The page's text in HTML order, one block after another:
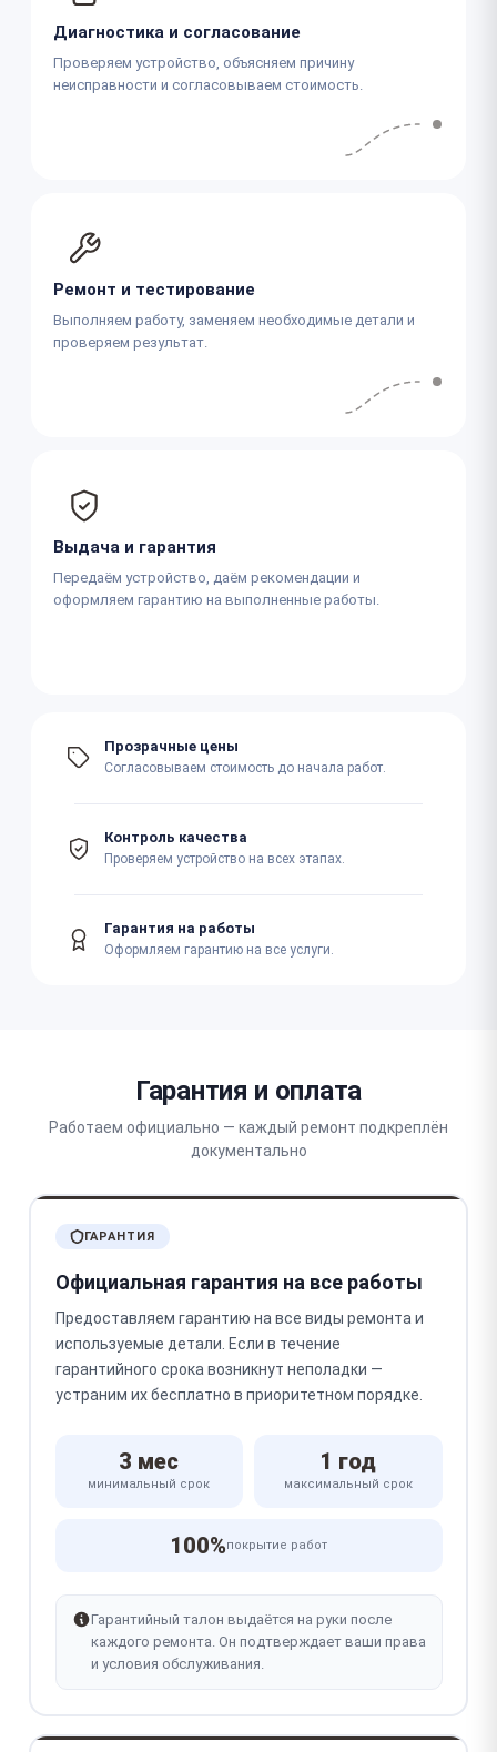
Диагностика и согласование
Проверяем устройство, объясняем причину
неисправности и согласовываем стоимость.
Ремонт и тестирование
Выполняем работу, заменяем необходимые детали и
проверяем результат.
Выдача и гарантия
Передаём устройство, даём рекомендации и
оформляем гарантию на выполненные работы.
Прозрачные цены
Согласовываем стоимость до начала работ.
Контроль качества
Проверяем устройство на всех этапах.
Гарантия на работы
Оформляем гарантию на все услуги.
Гарантия и оплата
Работаем официально — каждый ремонт подкреплён
документально
ГАРАНТИЯ
Официальная гарантия на все работы
Предоставляем гарантию на все виды ремонта и
используемые детали. Если в течение
гарантийного срока возникнут неполадки —
устраним их бесплатно в приоритетном порядке.
3 мес
минимальный срок
1 год
максимальный срок
100%покрытие работ
Гарантийный талон выдаётся на руки после
каждого ремонта. Он подтверждает ваши права
и условия обслуживания.